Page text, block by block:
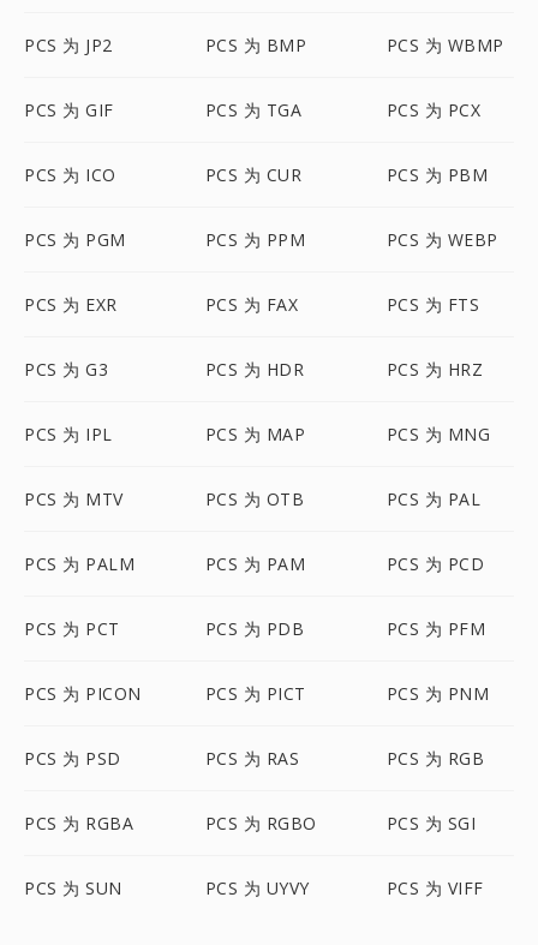
PCS 为 JP2 PCS 为 BMP PCS 为 WBMP
PCS 为 GIF PCS 为 TGA PCS 为 PCX
PCS 为 ICO PCS 为 CUR PCS 为 PBM
PCS 为 PGM PCS 为 PPM PCS 为 WEBP
PCS 为 EXR PCS 为 FAX PCS 为 FTS
PCS 为 G3 PCS 为 HDR PCS 为 HRZ
PCS 为 IPL PCS 为 MAP PCS 为 MNG
PCS 为 MTV PCS 为 OTB PCS 为 PAL
PCS 为 PALM PCS 为 PAM PCS 为 PCD
PCS 为 PCT PCS 为 PDB PCS 为 PFM
PCS 为 PICON PCS 为 PICT PCS 为 PNM
PCS 为 PSD PCS 为 RAS PCS 为 RGB
PCS 为 RGBA PCS 为 RGBO PCS 为 SGI
PCS 为 SUN PCS 为 UYVY PCS 为 VIFF